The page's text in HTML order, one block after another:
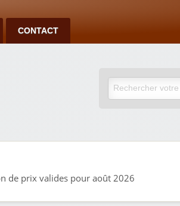
CONTACT
de prix valides pour août 2026